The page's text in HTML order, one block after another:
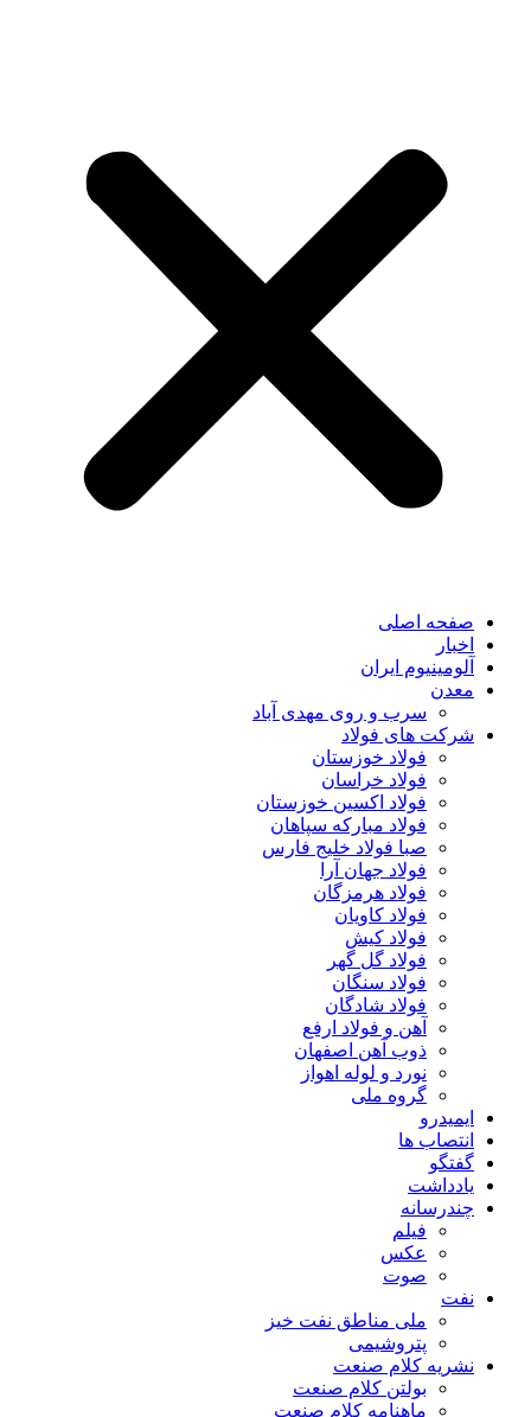
صفحه اصلی
اخبار
آلومینیوم ایران
معدن
سرب و روی مهدی آباد
شرکت های فولاد
فولاد خوزستان
فولاد خراسان
فولاد اکسین خوزستان
فولاد مبارکه سپاهان
صبا فولاد خلیج فارس
فولاد جهان آرا
فولاد هرمزگان
فولاد کاویان
فولاد کیش
فولاد گل گهر
فولاد سنگان
فولاد شادگان
آهن و فولاد ارفع
ذوب آهن اصفهان
نورد و لوله اهواز
گروه ملی
ایمیدرو
انتصاب ها
گفتگو
یادداشت
چندرسانه
فیلم
عکس
صوت
نفت
ملی مناطق نفت خیز
پتروشیمی
نشریه کلام صنعت
بولتن کلام صنعت
ماهنامه کلام صنعت